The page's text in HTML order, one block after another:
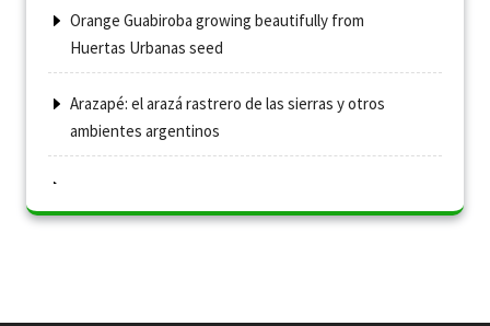
Orange Guabiroba growing beautifully from
Huertas Urbanas seed
Arazapé: el arazá rastrero de las sierras y otros
ambientes argentinos